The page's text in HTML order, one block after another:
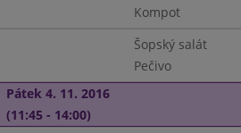
Kompot
Šopský salát
Pečivo
Pátek 4. 11. 2016
(11:45 - 14:00)